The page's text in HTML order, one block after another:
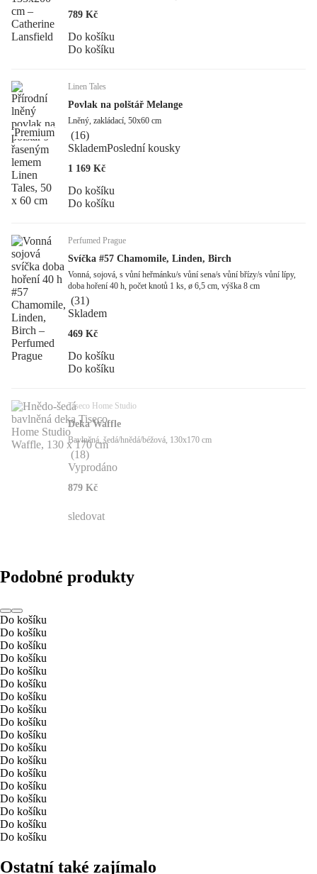
789 Kč
Do košíku
Do košíku
Premium
Linen Tales
Povlak na polštář Melange
Lněný, zakládací, 50x60 cm
(16)
SklademPoslední kousky
1 169 Kč
Do košíku
Do košíku
Perfumed Prague
Svíčka #57 Chamomile, Linden, Birch
Vonná, sojová, s vůní heřmánku/s vůní sena/s vůní břízy/s vůní lípy,
doba hoření 40 h, počet knotů 1 ks, ø 6,5 cm, výška 8 cm
(31)
Skladem
469 Kč
Do košíku
Do košíku
Tiseco Home Studio
Deka Waffle
Bavlněná, šedá/hnědá/béžová, 130x170 cm
(18)
Vyprodáno
879 Kč
sledovat
Podobné produkty
Do košíku
Do košíku
Do košíku
Do košíku
Do košíku
Do košíku
Do košíku
Do košíku
Do košíku
Do košíku
Do košíku
Do košíku
Do košíku
Do košíku
Do košíku
Do košíku
Do košíku
Do košíku
Ostatní také zajímalo